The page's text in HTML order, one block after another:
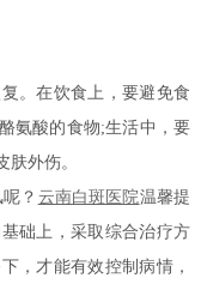
。在饮食上，要避免食
氨酸的食物;生活中，要
外伤。
？ 云南白斑医院温馨提
础上，采取综合治疗方
，才能有效控制病情，